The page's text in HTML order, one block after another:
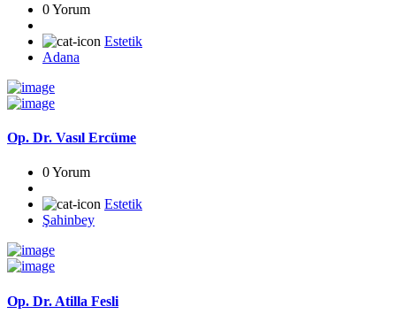
0 Yorum
Estetik
Adana
Op. Dr. Vasıl Ercüme
0 Yorum
Estetik
Şahinbey
Op. Dr. Atilla Fesli